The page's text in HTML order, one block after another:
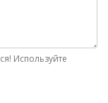
Используйте